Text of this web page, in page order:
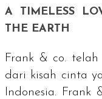
A TIMELESS
THE EARTH
Frank & co.
dari kisah cinta
Indonesia. Frank